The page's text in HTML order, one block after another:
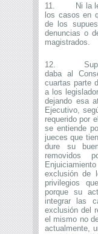
11. Ni la ley
los casos en
de los
denuncias o
magistrados.
12.
daba al
cuartas parte
a los
dejando esa
Ejecutivo,
requerido por
se entiende
jueces que
dure su
removidos
exclusión de
privilegios
porque su
integrar las
exclusión del
el mismo no
actualmente,